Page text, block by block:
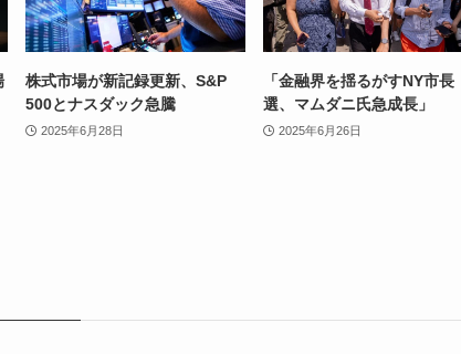
株式市場が新記録更新、S&P
500とナスダック急騰
2025年6月28日
「金融界を揺るがすNY市長
選、マムダニ氏急成長」
2025年6月26日